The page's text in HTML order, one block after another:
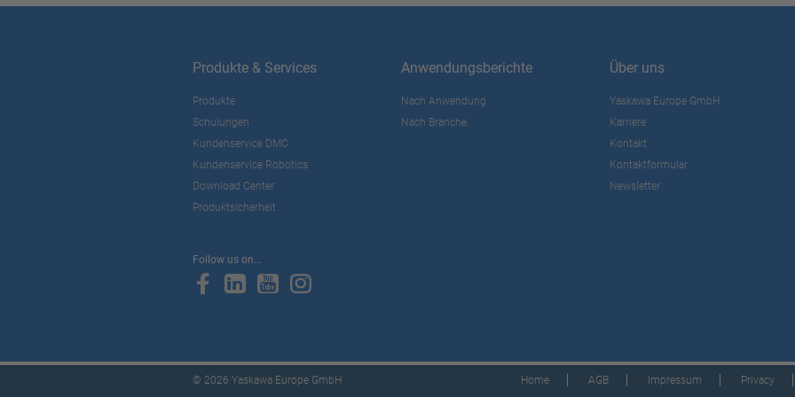
Produkte & Services
Produkte
Schulungen
Kundenservice DMC
Kundenservice Robotics
Download Center
Produktsicherheit
Anwendungsberichte
Nach Anwendung
Nach Branche
Über uns
Yaskawa Europe GmbH
Karriere
Kontakt
Kontaktformular
Newsletter
Follow us on...
© 2026 Yaskawa Europe GmbH Home AGB Impressum Privacy